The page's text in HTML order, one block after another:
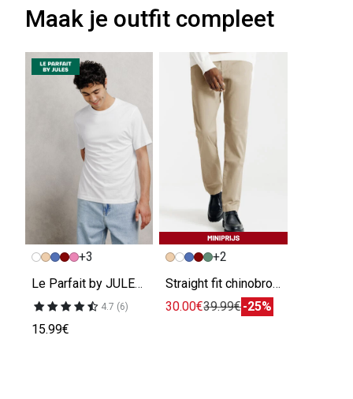
Maak je outfit compleet
+3
Le Parfait by JULES' t-shirt
4.7 (6)
15.99€
+2
Straight fit chinobroek
30.00€39.99€-25%